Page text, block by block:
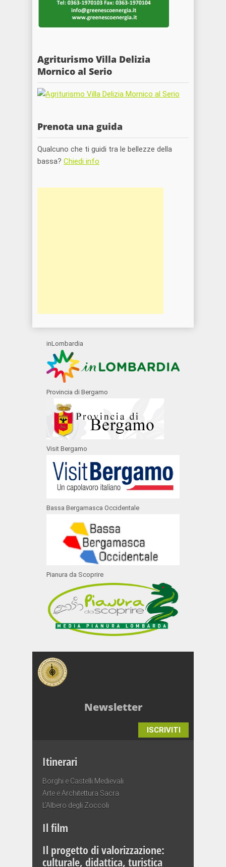
Agriturismo Villa Delizia
Mornico al Serio
Prenota una guida
Qualcuno che ti guidi tra le bellezze della
bassa? Chiedi info
inLombardia
Provincia di Bergamo
Visit Bergamo
Bassa Bergamasca Occidentale
Pianura da Scoprire
Newsletter
ISCRIVITI
Itinerari
Borghi e Castelli Medievali
Arte e Architettura Sacra
L’Albero degli Zoccoli
Il film
Il progetto di valorizzazione:
culturale, didattica, turistica